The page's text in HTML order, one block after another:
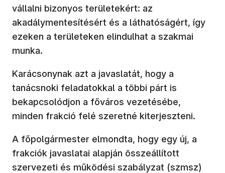
vállalni bizonyos területekért: az
akadálymentesítésért és a láthatóságért, így
ezeken a területeken elindulhat a szakmai
munka.
Karácsonynak azt a javaslatát, hogy a
tanácsnoki feladatokkal a többi párt is
bekapcsolódjon a főváros vezetésébe,
minden frakció felé szeretné kiterjeszteni.
A főpolgármester elmondta, hogy egy új, a
frakciók javaslatai alapján összeállított
szervezeti és működési szabályzat (szmsz)